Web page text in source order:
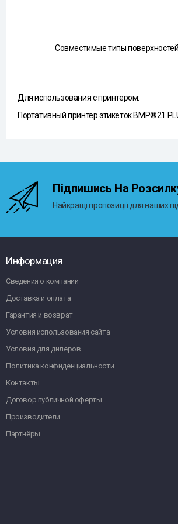
Совместимые типы поверхностей
Для использования с принтером:
Портативный принтер этикеток BMP®21
Підпишись На
Найкращі пропозиції для наших
Информация
Сведения о компании
Доставка и оплата
Гарантия и возврат
Условия использования сайта
Условия для дилеров
Политика конфиденциальности
Контакты
Договор публичной оферты.
Производители
Партнёры